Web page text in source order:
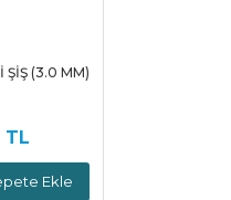
ŞİŞ (3.0 MM)
TL
Ekle